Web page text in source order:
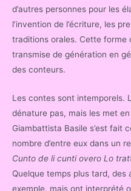
d’autres personnes pour les
l’invention de l’écriture, les
traditions orales. Cette forme
transmise de génération en
des conteurs.
Les contes sont intemporels.
dénature pas, mais les met
Giambattista Basile s’est fait
nombre d’entre eux dans un
Cunto de li cunti overo Lo
Quelque temps plus tard,
exemple, mais ont interprété